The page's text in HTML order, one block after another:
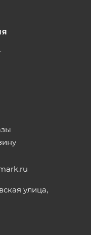
улица,